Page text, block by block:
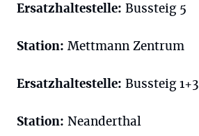
Ersatzhaltestelle: Bussteig 5
Station: Mettmann Zentrum
Ersatzhaltestelle: Bussteig 1+3
Station: Neanderthal